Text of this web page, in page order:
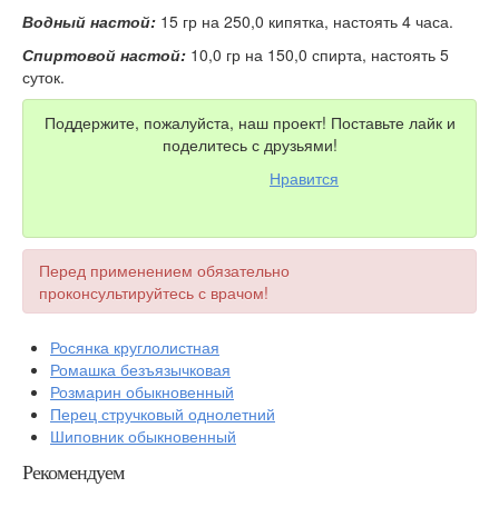
Водный настой: 15 гр на 250,0 кипятка, настоять 4 часа.
Спиртовой настой: 10,0 гр на 150,0 спирта, настоять 5
суток.
Поддержите, пожалуйста, наш проект! Поставьте лайк и
поделитесь с друзьями!
Нравится
Перед применением обязательно
проконсультируйтесь с врачом!
Росянка круглолистная
Ромашка безъязычковая
Розмарин обыкновенный
Перец стручковый однолетний
Шиповник обыкновенный
Рекомендуем